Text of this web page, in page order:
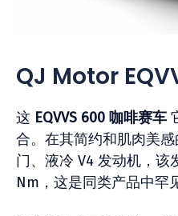
QJ Motor
这 EQVVS 600 咖啡赛车
合。在其简约和肌肉美
门、液冷 V4 发动机，该
Nm，这是同类产品中罕